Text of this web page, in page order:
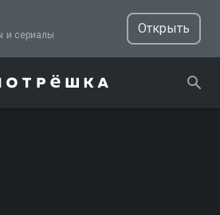
ТВ, фильмы и сериалы
Открыть